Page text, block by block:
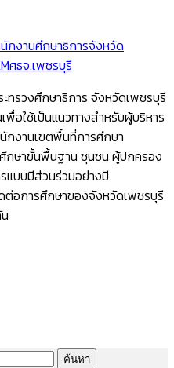
กงานศึกษาธิการจังหวัด
ศธจ.เพชรบุรี
รวงศึกษาธิการ จังหวัดเพชรบุรี
อใช้เป็นแนวทางสำหรับผู้บริหาร
กงานเขตพื้นที่การศึกษา
กษาขั้นพื้นฐาน ชุนชน ผู้ปกครอง
แบบมีส่วนร่วมอย่างมี
ต่อการศึกษาของจังหวัดเพชรบุรี